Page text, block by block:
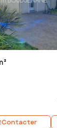
Contacter